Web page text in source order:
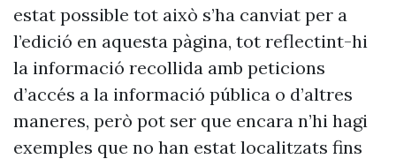
estat possible tot això s’ha canviat per a
l’edició en aquesta pàgina, tot reflectint-hi
la informació recollida amb peticions
d’accés a la informació pública o d’altres
maneres, però pot ser que encara n’hi hagi
exemples que no han estat localitzats fins